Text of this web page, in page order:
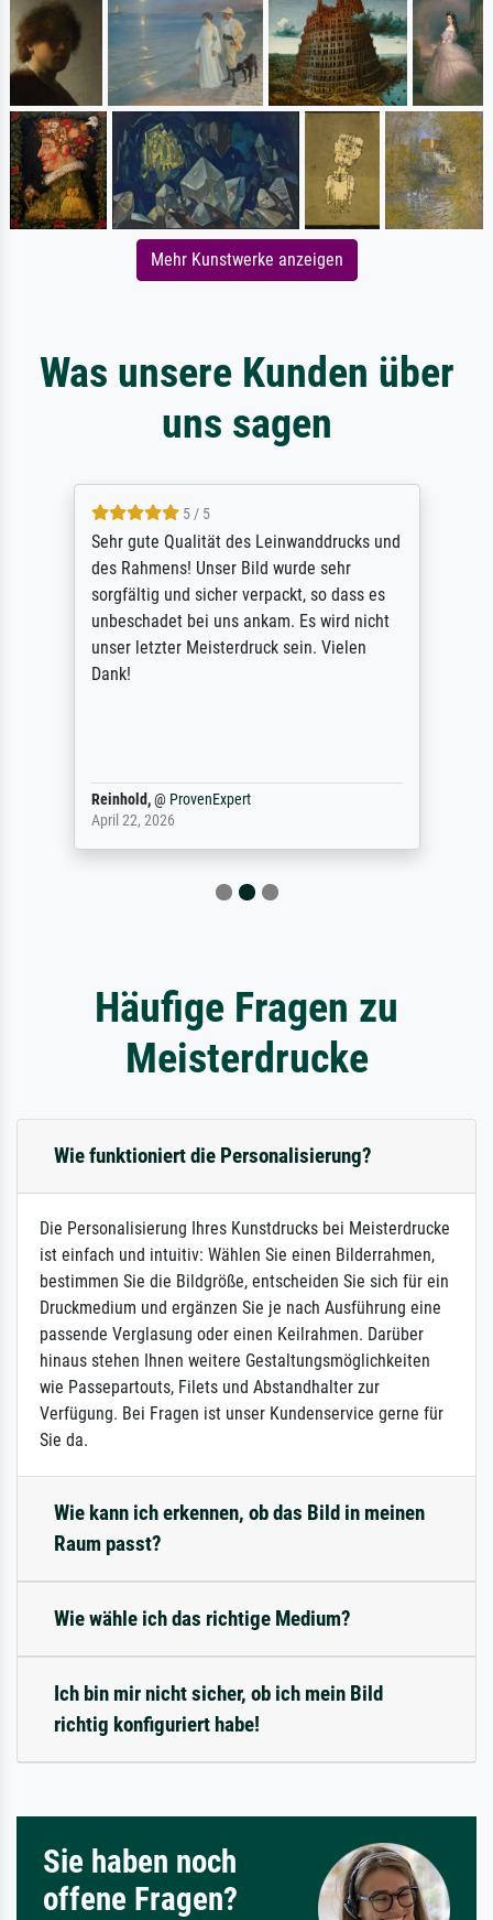
Mehr Kunstwerke anzeigen
Was unsere Kunden über
uns sagen
5 / 5
Sehr gute Qualität des Leinwanddrucks und
des Rahmens! Unser Bild wurde sehr
sorgfältig und sicher verpackt, so dass es
unbeschadet bei uns ankam. Es wird nicht
unser letzter Meisterdruck sein. Vielen
Dank!
Reinhold,@ ProvenExpert
April 22, 2026
Häufige Fragen zu
Meisterdrucke
Wie funktioniert die Personalisierung?
Die Personalisierung Ihres Kunstdrucks bei Meisterdrucke
ist einfach und intuitiv: Wählen Sie einen Bilderrahmen,
bestimmen Sie die Bildgröße, entscheiden Sie sich für ein
Druckmedium und ergänzen Sie je nach Ausführung eine
passende Verglasung oder einen Keilrahmen. Darüber
hinaus stehen Ihnen weitere Gestaltungsmöglichkeiten
wie Passepartouts, Filets und Abstandhalter zur
Verfügung. Bei Fragen ist unser Kundenservice gerne für
Sie da.
Wie kann ich erkennen, ob das Bild in meinen
Raum passt?
Wie wähle ich das richtige Medium?
Ich bin mir nicht sicher, ob ich mein Bild
richtig konfiguriert habe!
Sie haben noch
offene Fragen?